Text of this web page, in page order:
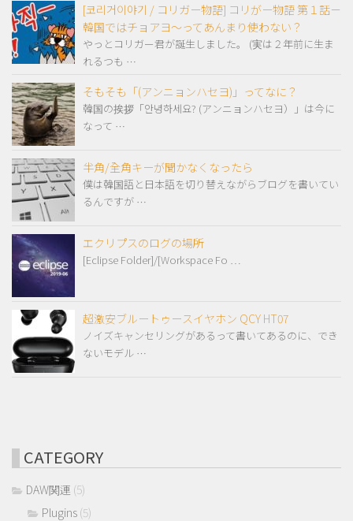
[코리거이야기 / コリガー物語] コリがー物語 第１話－
韓国ではチョアヨ～ってあんまり使わない？
やっとコリガー君が誕生しました。 (実は２年前に生ま
れるつも …
そもそも「(アンニョンハセヨ)」ってなに？
韓国の挨拶「안녕하세요? (アンニョンハセヨ）」は今に
なって …
半角/全角キーが聞かなくなったら
僕は韓国語と日本語を切り替えながらブログを書いてい
るんですが …
エクリプスのログの場所
[Eclipse Folder]/[Workspace Fo …
超激安ブルートゥースイヤホン QCY HT07
ノイズキャンセリングがあるって書いてあるのに、でき
ないモデル …
CATEGORY
DAW関連 (5)
Plugins (5)